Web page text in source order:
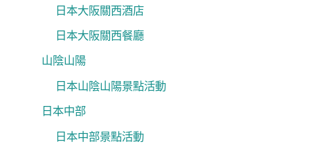
日本大阪關西酒店
日本大阪關西餐廳
山陰山陽
日本山陰山陽景點活動
日本中部
日本中部景點活動